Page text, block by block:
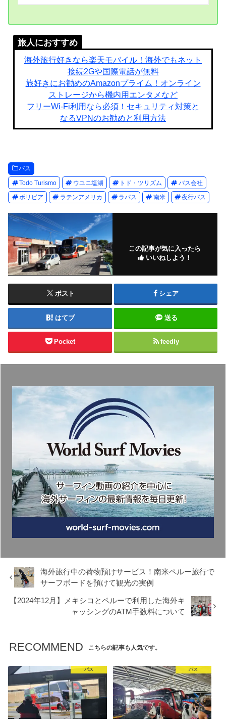
旅人におすすめ
海外旅行好きなら楽天モバイル！海外でもネット
接続2Gや国際電話が無料
旅好きにお勧めのAmazonプライム！オンライン
ストレージから機内用エンタメなど
フリーWi-Fi利用なら必須！セキュリティ対策と
なるVPNのお勧めと利用方法
バス
Todo Turismo ウユニ塩湖 トド・ツリズム バス会社
ボリビア ラテンアメリカ ラパス 南米 夜行バス
この記事が気に入ったら
いいねしよう！
ポスト シェア
はてブ 送る
Pocket feedly
海外旅行中の荷物預けサービス！南米ペルー旅行で
サーフボードを預けて観光の実例
【2024年12月】メキシコとペルーで利用した海外キ
ャッシングのATM手数料について
RECOMMEND こちらの記事も人気です。
バス バス